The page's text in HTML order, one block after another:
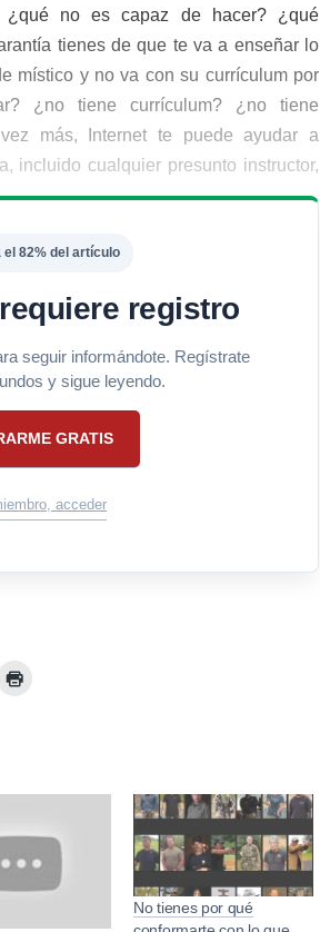
¿qué no es capaz de hacer? ¿qué
tienes de que te va a enseñar lo
místico y no va con su currículum por
¿no tiene currículum? ¿no tiene
más, Internet te puede ayudar a
incluido cualquier presunto instructor,
el 82% del artículo
registro
seguir informándote. Regístrate
y sigue leyendo.
GRATIS
acceder
No tienes por qué